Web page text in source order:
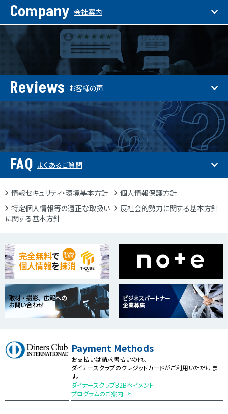
Company 会社案内
Reviews お客様の声
FAQ よくあるご質問
情報セキュリティ・環境基本方針
個人情報保護方針
特定個人情報等の適正な取扱い
に関する基本方針
反社会的勢力に関する基本方針
Payment Methods
お支払いは請求書払いの他、
ダイナースクラブのクレジットカードがご利用いただけま
す。
ダイナースクラブB2Bペイメント
プログラムのご案内